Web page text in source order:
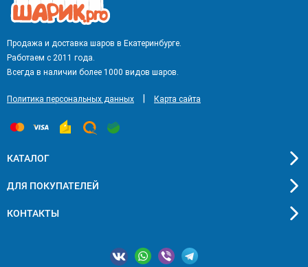
Продажа и доставка шаров в Екатеринбурге.
Работаем с 2011 года.
Всегда в наличии более 1000 видов шаров.
Политика персональных данных Карта сайта
КАТАЛОГ
ДЛЯ ПОКУПАТЕЛЕЙ
КОНТАКТЫ